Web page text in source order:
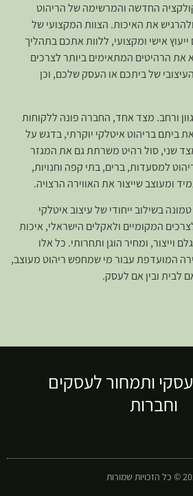
החדשה והמרשימה של הריהוט
את האיכות. הצוות המקצועי של
אישי ומקצועי, ללוות אתכם בתהליך
את הרהיטים המתאימים ביותר לצרכים
של ביתכם או העסק שלכם, וכן
ורחב. מצד אחד, החברה פונה ללקוחות
ביתם בריהוט איטלקי יוקרתי, בדגש על
מצד שני, סול רהיט משרתת גם את המגזר
למסעדות, ברים, בתי קפה וחנויות,
ומעוצב שייצור את האווירה הרצויה.
בשילוב ייחודי של עיצוב איטלקי
המקומיים ולאקלים הישראלי, איכות
וייצור, ומחיר הוגן ותחרותי. כל אלו
המועדפת עבור מי שמחפש ריהוט מעוצב,
לבית ובין אם לעסק.
עסקי ותמחור לעסקים
וחברות
שמורות